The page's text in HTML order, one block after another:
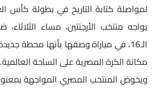
يواجه منتخب الأرجنتين، مساء
الـ16، في مباراة وصفها بأنها محطة
مكانة الكرة المصرية على الساحة العالمية.
ويخوض المنتخب المصري المواجهة